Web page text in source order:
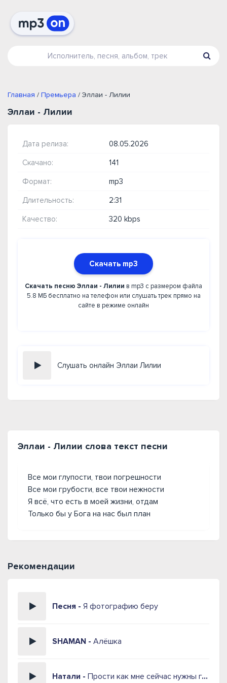
Главная / Премьера / Эллаи - Лилии
Эллаи - Лилии
Дата релиза: 08.05.2026
Скачано: 141
Формат: mp3
Длительность: 2:31
Качество: 320 kbps
Скачать mp3
Скачать песню Эллаи - Лилии в mp3 с размером файла
5.8 МБ бесплатно на телефон или слушать трек прямо на
сайте в режиме онлайн
Слушать онлайн Эллаи Лилии
Эллаи - Лилии слова текст песни
Все мои глупости, твои погрешности
Все мои грубости, все твои нежности
Я всё, что есть в моей жизни, отдам
Только бы у Бога на нас был план
Рекомендации
Песня - Я фотографию беру
SHAMAN - Алёшка
Натали - Прости как мне сейчас нужны глаза твои